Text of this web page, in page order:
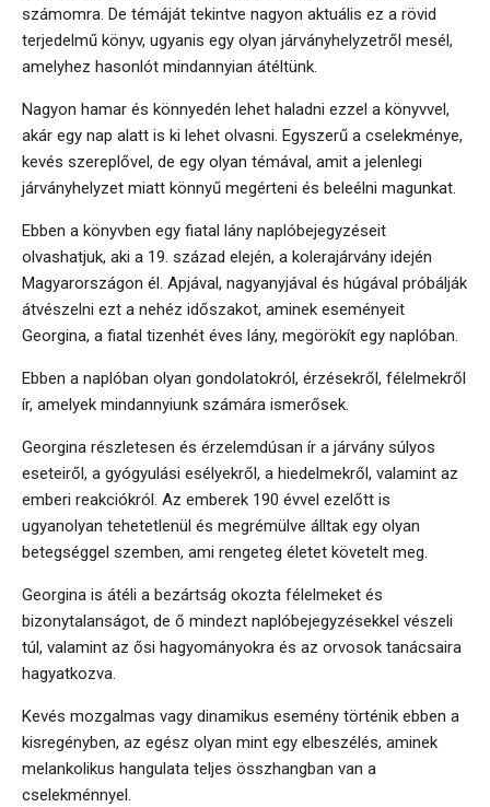
számomra. De témáját tekintve nagyon aktuális ez a rövid
terjedelmű könyv, ugyanis egy olyan járványhelyzetről mesél,
amelyhez hasonlót mindannyian átéltünk.
Nagyon hamar és könnyedén lehet haladni ezzel a könyvvel,
akár egy nap alatt is ki lehet olvasni. Egyszerű a cselekménye,
kevés szereplővel, de egy olyan témával, amit a jelenlegi
járványhelyzet miatt könnyű megérteni és beleélni magunkat.
Ebben a könyvben egy fiatal lány naplóbejegyzéseit
olvashatjuk, aki a 19. század elején, a kolerajárvány idején
Magyarországon él. Apjával, nagyanyjával és húgával próbálják
átvészelni ezt a nehéz időszakot, aminek eseményeit
Georgina, a fiatal tizenhét éves lány, megörökít egy naplóban.
Ebben a naplóban olyan gondolatokról, érzésekről, félelmekről
ír, amelyek mindannyiunk számára ismerősek.
Georgina részletesen és érzelemdúsan ír a járvány súlyos
eseteiről, a gyógyulási esélyekről, a hiedelmekről, valamint az
emberi reakciókról. Az emberek 190 évvel ezelőtt is
ugyanolyan tehetetlenül és megrémülve álltak egy olyan
betegséggel szemben, ami rengeteg életet követelt meg.
Georgina is átéli a bezártság okozta félelmeket és
bizonytalanságot, de ő mindezt naplóbejegyzésekkel vészeli
túl, valamint az ősi hagyományokra és az orvosok tanácsaira
hagyatkozva.
Kevés mozgalmas vagy dinamikus esemény történik ebben a
kisregényben, az egész olyan mint egy elbeszélés, aminek
melankolikus hangulata teljes összhangban van a
cselekménnyel.